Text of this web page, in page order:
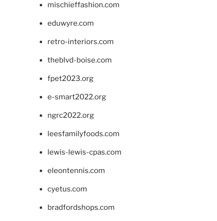
mischieffashion.com
eduwyre.com
retro-interiors.com
theblvd-boise.com
fpet2023.org
e-smart2022.org
ngrc2022.org
leesfamilyfoods.com
lewis-lewis-cpas.com
eleontennis.com
cyetus.com
bradfordshops.com